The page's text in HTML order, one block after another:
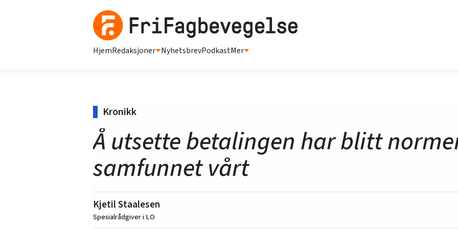
HjemRedaksjoner NyhetsbrevPodkastMer
Kronikk
Å utsette betalingen har blitt
samfunnet vårt
Kjetil Staalesen
Spesialrådgiver i LO